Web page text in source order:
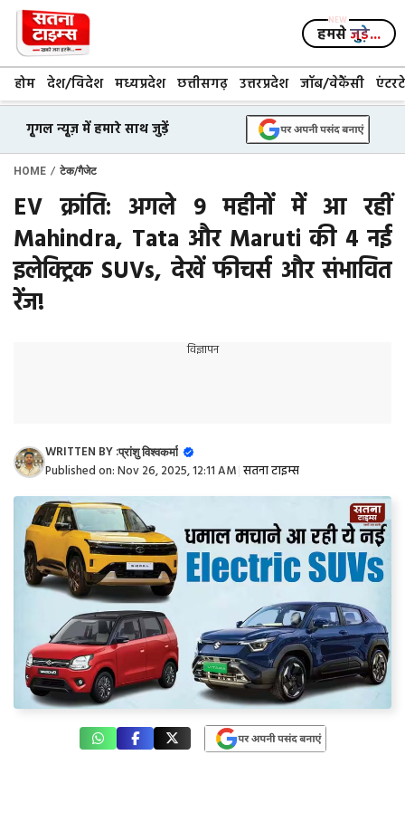
Skip
content
हमसेजुड़े...
होम देश/विदेश मध्यप्रदेश छत्तीसगढ़ उत्तरप्रदेश जॉब/वेकैंसी
गूगल न्यूज़ में हमारे साथ जुड़ें
HOME / टेक/गैजेट
EV क्रांति: अगले 9 महीनों में आ रहीं
Mahindra, Tata और Maruti की 4 नई
इलेक्ट्रिक SUVs, देखें फीचर्स और संभावित
रेंज!
विज्ञापन
WRITTEN BY :प्रांशु विश्वकर्मा
Published on:Nov 26, 2025, 12:11 AM सतना टाइम्स